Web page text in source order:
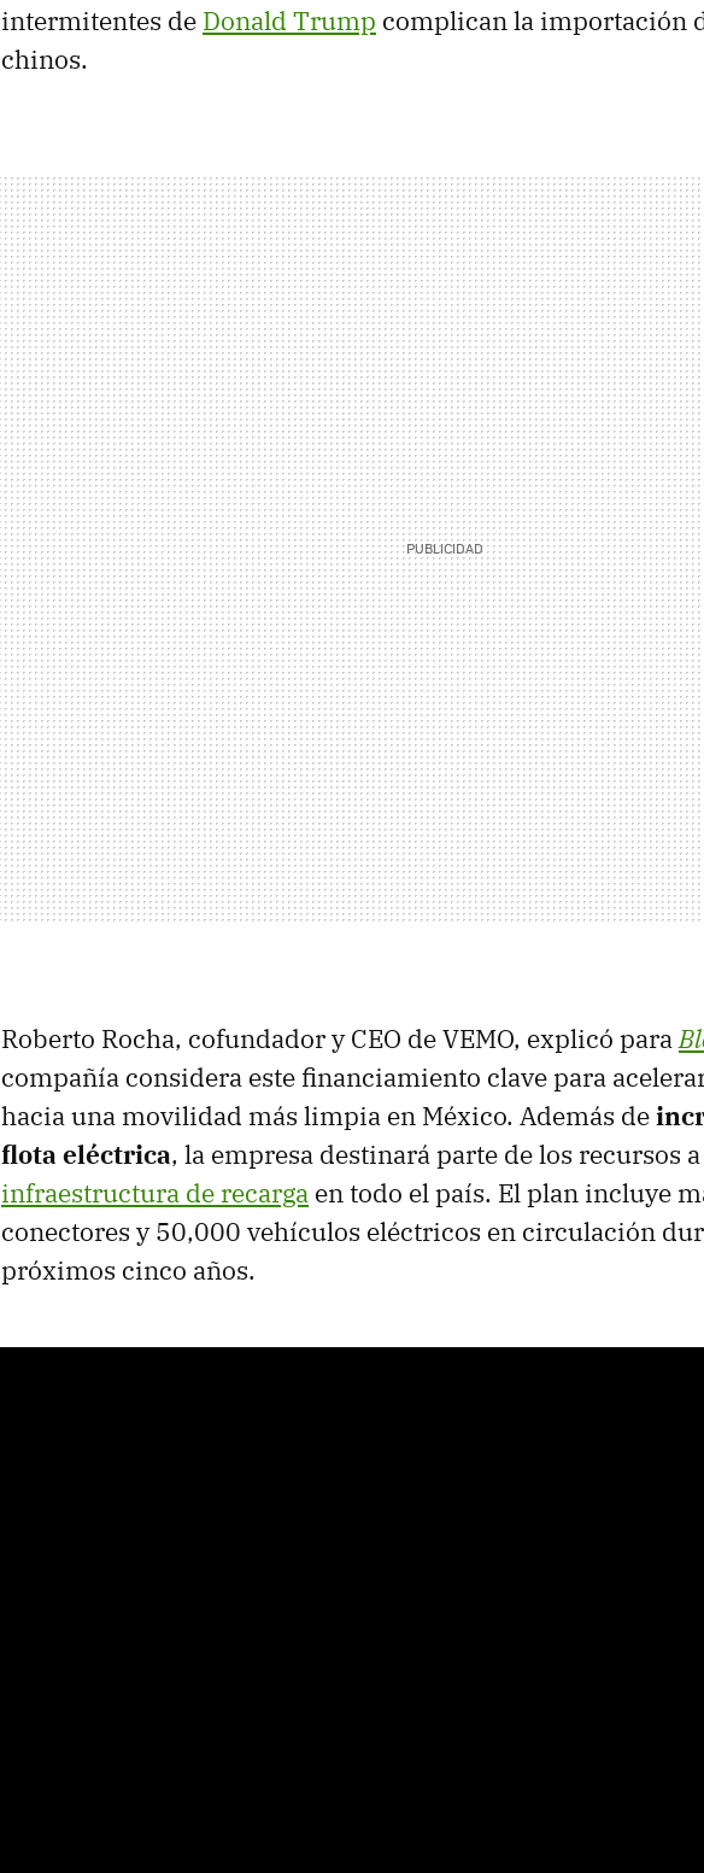
intermitentes de Donald Trump complican la importación
chinos.
Roberto Rocha, cofundador y CEO de VEMO, explicó para
compañía considera este financiamiento clave para
hacia una movilidad más limpia en México. Además de
flota eléctrica, la empresa destinará parte de los recursos
infraestructura de recarga en todo el país. El plan incluye
conectores y 50,000 vehículos eléctricos en circulación
próximos cinco años.